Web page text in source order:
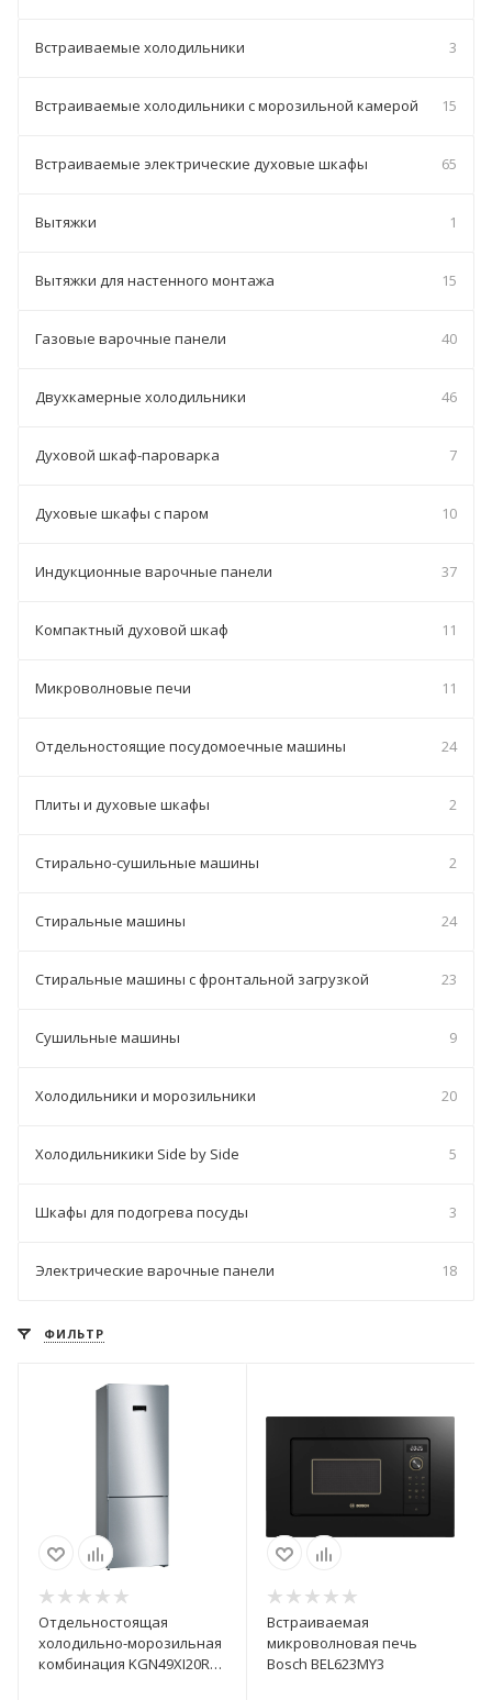
Встраиваемые холодильники 3
Встраиваемые холодильники с морозильной камерой 15
Встраиваемые электрические духовые шкафы 65
Вытяжки 1
Вытяжки для настенного монтажа 15
Газовые варочные панели 40
Двухкамерные холодильники 46
Духовой шкаф-пароварка 7
Духовые шкафы с паром 10
Индукционные варочные панели 37
Компактный духовой шкаф 11
Микроволновые печи 11
Отдельностоящие посудомоечные машины 24
Плиты и духовые шкафы 2
Стирально-сушильные машины 2
Стиральные машины 24
Стиральные машины с фронтальной загрузкой 23
Сушильные машины 9
Холодильники и морозильники 20
Холодильникики Side by Side 5
Шкафы для подогрева посуды 3
Электрические варочные панели 18
ФИЛЬТР
Отдельностоящая
холодильно-морозильная
комбинация KGN49XI20R
Встраиваемая
микроволновая печь
Bosch BEL623MY3